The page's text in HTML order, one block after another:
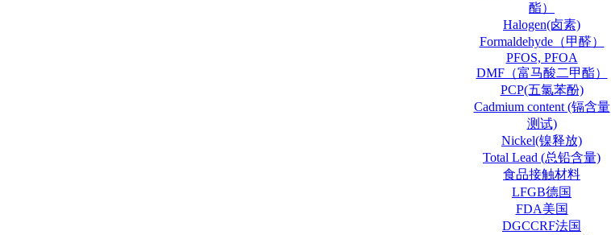
酯）
Halogen(卤素)
Formaldehyde（甲醛）
PFOS, PFOA
DMF（富马酸二甲酯）
PCP(五氯苯酚)
Cadmium content (镉含量
测试)
Nickel(镍释放)
Total Lead (总铅含量)
食品接触材料
LFGB德国
FDA美国
DGCCRF法国